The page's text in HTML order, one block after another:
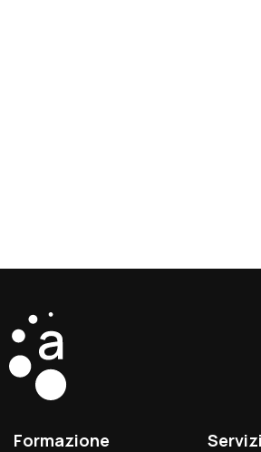
Formazione Servizi